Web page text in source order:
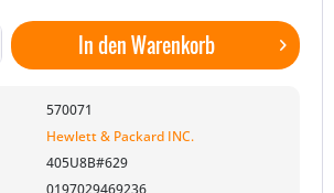
In denWarenkorb
570071
Hewlett & Packard INC.
405U8B#629
0197029469236